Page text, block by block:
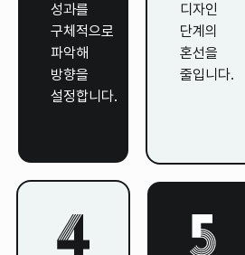
성과를
구체적으로
파악해
방향을
설정합니다.
디자인
단계의
혼선을
줄입니다.